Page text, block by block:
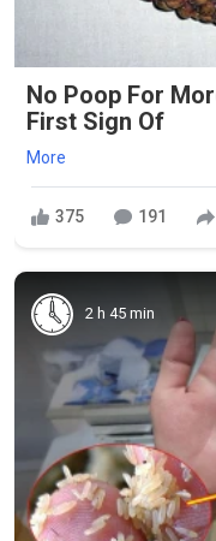
No Poop For
First Sign Of
More
375 191
2 h 45 min